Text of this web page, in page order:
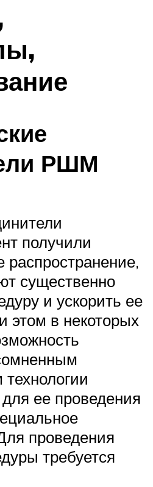
РШМ
получили
существенно
и ускорить ее
этом в некоторых
ее проведения
проведения
требуется